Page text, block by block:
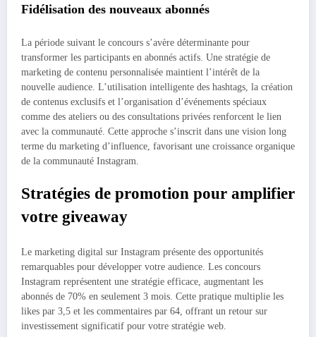
Fidélisation des nouveaux abonnés
La période suivant le concours s’avère déterminante pour
transformer les participants en abonnés actifs. Une stratégie de
marketing de contenu personnalisée maintient l’intérêt de la
nouvelle audience. L’utilisation intelligente des hashtags, la création
de contenus exclusifs et l’organisation d’événements spéciaux
comme des ateliers ou des consultations privées renforcent le lien
avec la communauté. Cette approche s’inscrit dans une vision long
terme du marketing d’influence, favorisant une croissance organique
de la communauté Instagram.
Stratégies de promotion pour amplifier
votre giveaway
Le marketing digital sur Instagram présente des opportunités
remarquables pour développer votre audience. Les concours
Instagram représentent une stratégie efficace, augmentant les
abonnés de 70% en seulement 3 mois. Cette pratique multiplie les
likes par 3,5 et les commentaires par 64, offrant un retour sur
investissement significatif pour votre stratégie web.